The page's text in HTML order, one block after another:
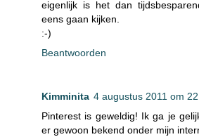
eigenlijk is het dan
eens gaan kijken.
:-)
Beantwoorden
Kimminita 4 augustus 2011 om
Pinterest is geweldig! Ik ga je
er gewoon bekend onder mijn